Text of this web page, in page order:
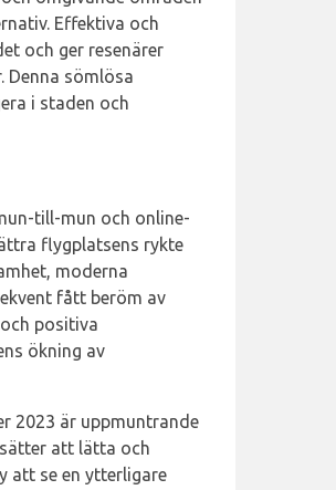
Effektiva och
och ger resenärer
Denna sömlösa
i staden och
till-mun och online-
flygplatsens rykte
moderna
fått beröm av
positiva
ökning av
2023 är uppmuntrande
att lätta och
att se en ytterligare